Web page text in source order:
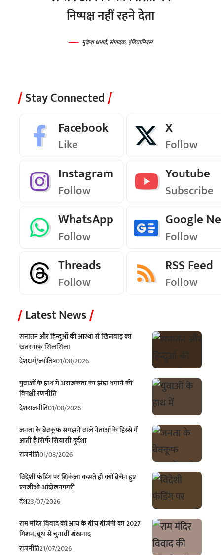
निष्पक्ष नहीं रहने देता
मुकेश धभाई, संपादक, इंडियामिक्स
Stay Connected
Facebook
Like
X
Follow
Instagram
Follow
Youtube
Subscribe
WhatsApp
Follow
Google
Follow
Threads
Follow
RSS Feed
Follow
Latest News
सनातन और हिन्दुओं की आस्था से खिलवाड़ का
खतरनाक सिलसिला
देशधर्म/ज्योतिष01/08/2026
युवाओं के हाथ में अराजकता का झंडा थमाने की
विपक्षी रणनीति
देशराजनीति01/08/2026
जनता के बेवकूफ समझने वाले नेताओं के हिस्से में
आती है सिर्फ सियासी दुर्दशा
राजनीति01/08/2026
विदेशी फंडिंग पर शिकंजा कसते ही क्यों बेचैन हुए
एनजीओ-आंदोलनकारी
देश23/07/2026
राम मंदिर विवाद की आंच के बीच बीजेपी का 2027
मिशन, बूथ से चुनावी शंखनाद
राजनीति21/07/2026